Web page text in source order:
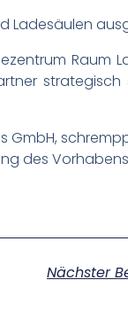
Ladesäulen
Raum
strategisch
GmbH,
des
Nächster